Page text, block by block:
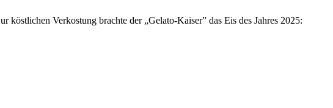
Verkostung brachte der „Gelato-Kaiser” das Eis des Jahres 2025: